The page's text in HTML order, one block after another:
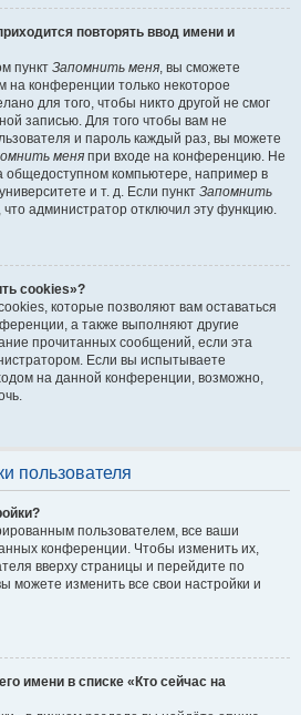
повторять ввод имени и
пункт Запомнить меня, вы сможете
на конференции только некоторое
для того, чтобы никто другой не смог
записью. Для того чтобы вам не
и пароль каждый раз, вы можете
меня при входе на конференцию. Не
общедоступном компьютере, например в
и т. д. Если пункт Запомнить
что администратор отключил эту функцию.
cookies»?
которые позволяют вам оставаться
а также выполняют другие
прочитанных сообщений, если эта
Если вы испытываете
на данной конференции, возможно,
пользователя
пользователем, все ваши
конференции. Чтобы изменить их,
вверху страницы и перейдите по
можете изменить все свои настройки и
имени в списке «Кто сейчас на